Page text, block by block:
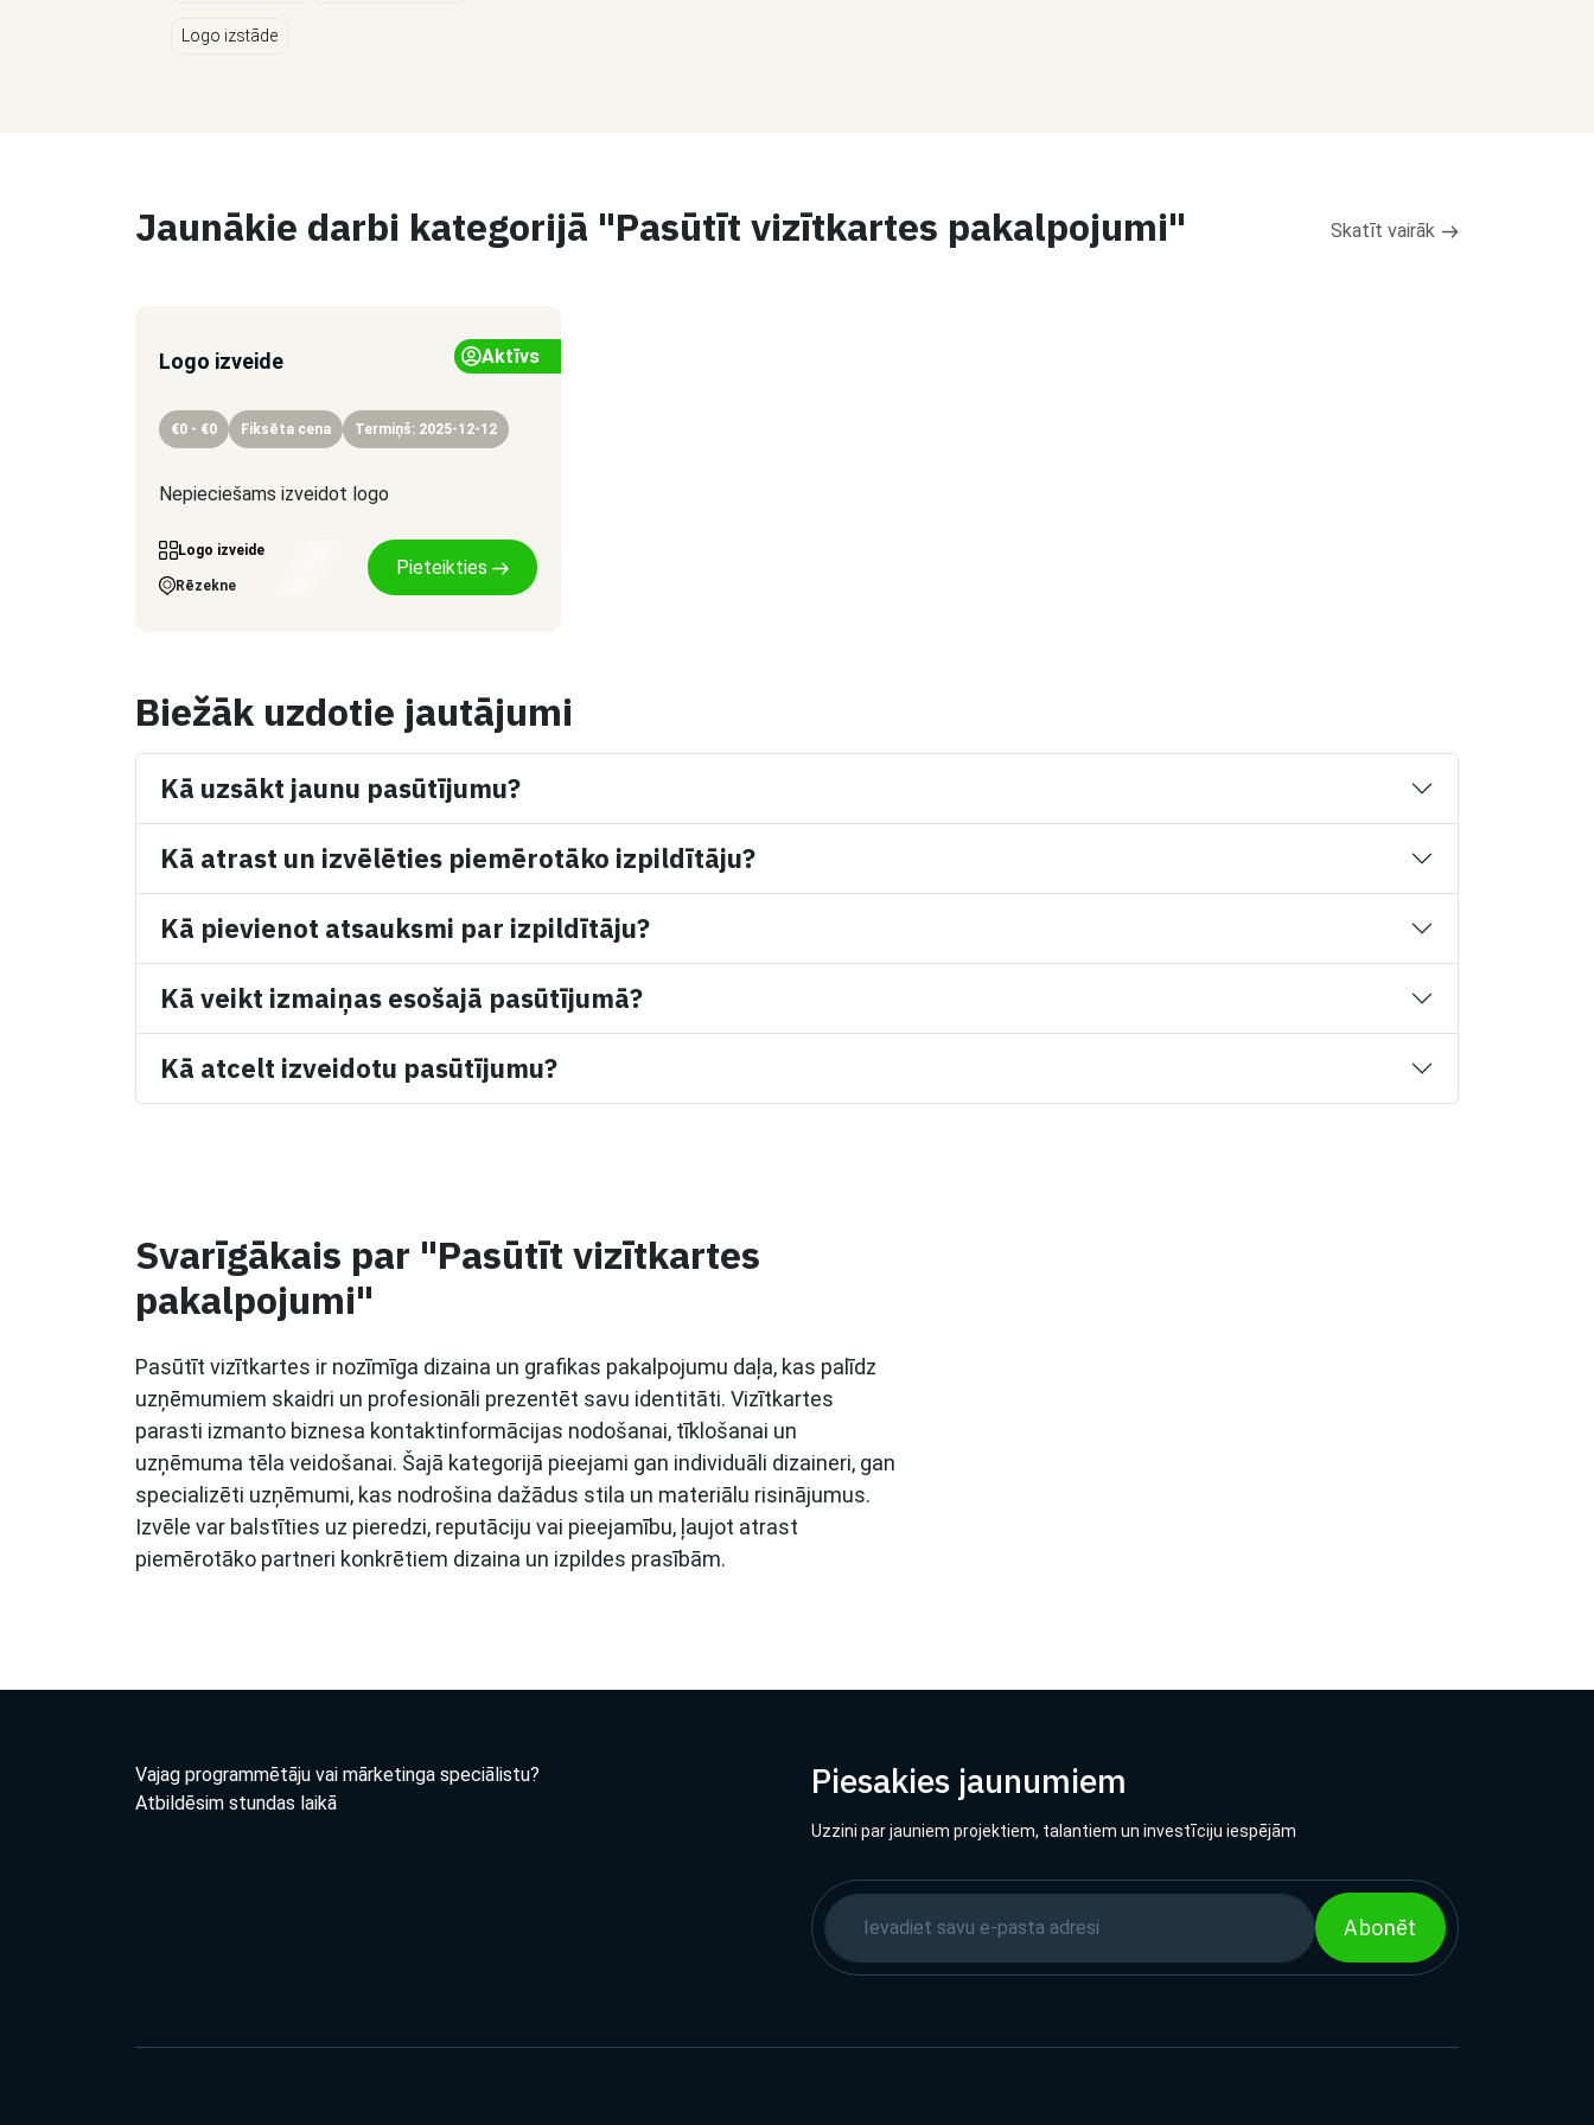
Logo izstāde
Jaunākie darbi kategorijā "Pasūtīt vizītkartes pakalpojumi" Skatīt vairāk
Logo izveide Aktīvs
€0 - €0 Fiksēta cena Termiņš: 2025-12-12
Nepieciešams izveidot logo
Logo izveide
Rēzekne
Pieteikties
Biežāk uzdotie jautājumi
Kā uzsākt jaunu pasūtījumu?
Kā atrast un izvēlēties piemērotāko izpildītāju?
Kā pievienot atsauksmi par izpildītāju?
Kā veikt izmaiņas esošajā pasūtījumā?
Kā atcelt izveidotu pasūtījumu?
Svarīgākais par "Pasūtīt vizītkartes
pakalpojumi"
Pasūtīt vizītkartes ir nozīmīga dizaina un grafikas pakalpojumu daļa, kas palīdz
uzņēmumiem skaidri un profesionāli prezentēt savu identitāti. Vizītkartes
parasti izmanto biznesa kontaktinformācijas nodošanai, tīklošanai un
uzņēmuma tēla veidošanai. Šajā kategorijā pieejami gan individuāli dizaineri, gan
specializēti uzņēmumi, kas nodrošina dažādus stila un materiālu risinājumus.
Izvēle var balstīties uz pieredzi, reputāciju vai pieejamību, ļaujot atrast
piemērotāko partneri konkrētiem dizaina un izpildes prasībām.
Vajag programmētāju vai mārketinga speciālistu?
Atbildēsim stundas laikā
Piesakies jaunumiem
Uzzini par jauniem projektiem, talantiem un investīciju iespējām
Abonēt